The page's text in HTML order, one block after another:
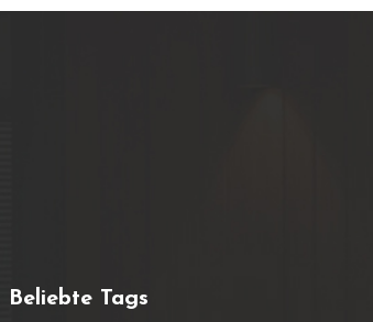
Beliebte Tags